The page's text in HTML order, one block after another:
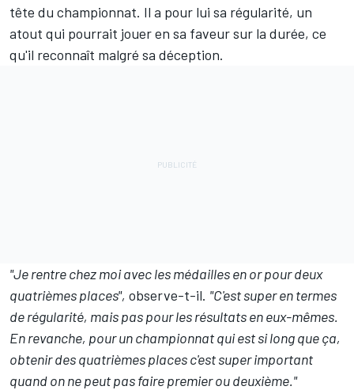
tête du championnat. Il a pour lui sa régularité, un
atout qui pourrait jouer en sa faveur sur la durée, ce
qu'il reconnaît malgré sa déception.
"Je rentre chez moi avec les médailles en or pour deux
quatrièmes places", observe-t-il. "C'est super en termes
de régularité, mais pas pour les résultats en eux-mêmes.
En revanche, pour un championnat qui est si long que ça,
obtenir des quatrièmes places c'est super important
quand on ne peut pas faire premier ou deuxième."